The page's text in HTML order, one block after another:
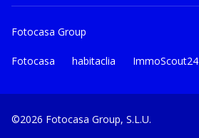
Fotocasa Group
Fotocasa habitaclia ImmoScout24
©2026 Fotocasa Group, S.L.U.